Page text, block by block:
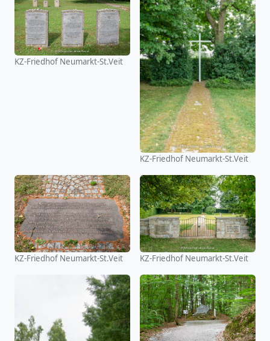
KZ-Friedhof Neumarkt-St.Veit
KZ-Friedhof Neumarkt-St.Veit
KZ-Friedhof Neumarkt-St.Veit KZ-Friedhof Neumarkt-St.Veit